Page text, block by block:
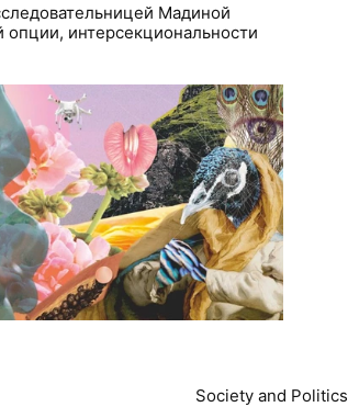
Мадиной
интерсекциональности
Society and Politics